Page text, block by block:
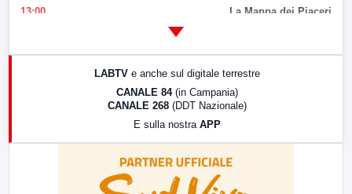
13:00 La Mappa dei Piaceri
LABTV e anche sul digitale terrestre
CANALE 84 (in Campania)
CANALE 268 (DDT Nazionale)
E sulla nostra APP